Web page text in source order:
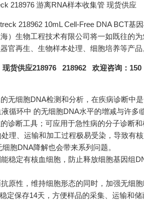
218976 游离RNA样本收集管 现货供应
218962 10mL Cell-Free DNA BCT基
）生物工程技术有限公司将一如既往的
官再生、生物样本处理、细胞培养等产品
现货供应218976 218962 欢迎咨询：
无细胞DNA检测和分析，在疾病诊断中
循环中 的无细胞DNA水平的增减与许多
诊断工具；可应用于急性病的分子诊断
理、运输和加工过程极易受染，导致有
胞DNA降解也会带来系列问题。
稳定有核血细胞，防止释放细胞基因组
原性，维持细胞形态的同时，加强无细
定保存14天，方便样品的采集、运输和